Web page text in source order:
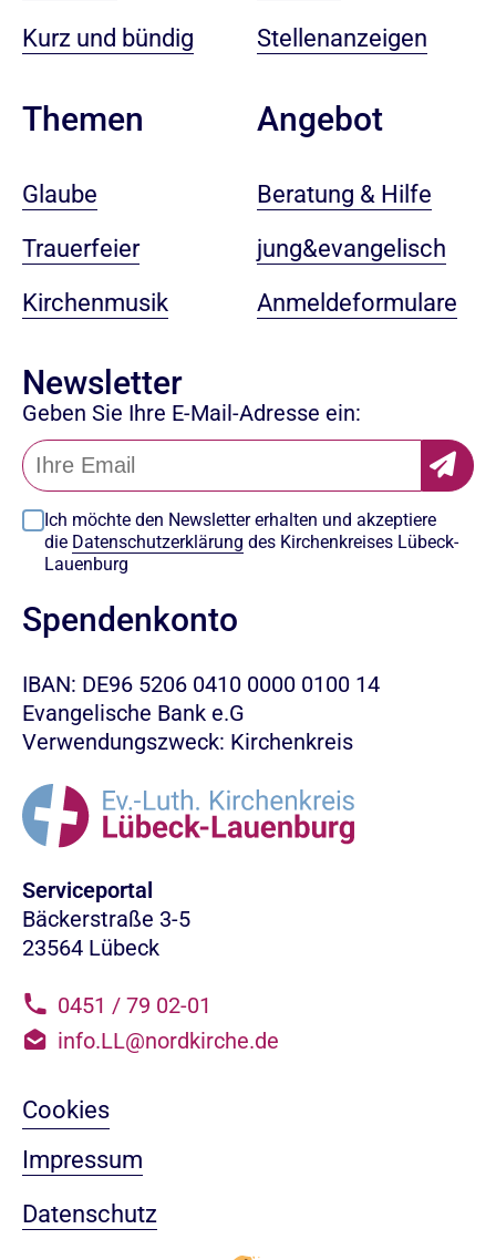
Kurz und bündig
Themen
Glaube
Trauerfeier
Kirchenmusik
Stellenanzeigen
Angebot
Beratung & Hilfe
jung&evangelisch
Anmeldeformulare
Newsletter
Geben Sie Ihre E-Mail-Adresse ein:
Ich möchte den Newsletter erhalten und akzeptiere
die Datenschutzerklärung des Kirchenkreises Lübeck-
Lauenburg
Spendenkonto
IBAN: DE96 5206 0410 0000 0100 14
Evangelische Bank e.G
Verwendungszweck: Kirchenkreis
Serviceportal
Bäckerstraße 3-5
23564 Lübeck
0451 / 79 02-01
info.LL@nordkirche.de
Cookies
Impressum
Datenschutz